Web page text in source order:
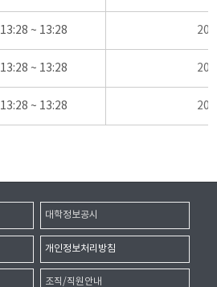
13:28 ~ 13:28
13:28 ~ 13:28
13:28 ~ 13:28
대학정보공시
개인정보처리방침
조직/직원안내